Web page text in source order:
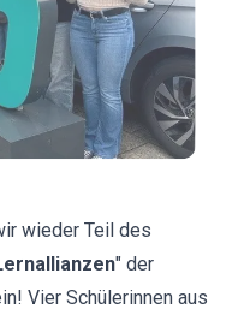
wieder Teil des
" der
Vier Schülerinnen aus